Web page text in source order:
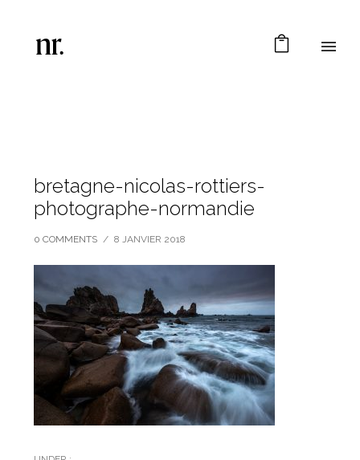
bretagne-nicolas-rottiers-
photographe-normandie
0 COMMENTS / 8 JANVIER 2018